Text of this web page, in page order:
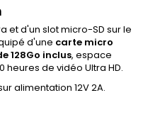
et d'un slot micro-SD sur le
d'une carte micro
128Go inclus, espace
heures de vidéo Ultra HD.
alimentation 12V 2A.